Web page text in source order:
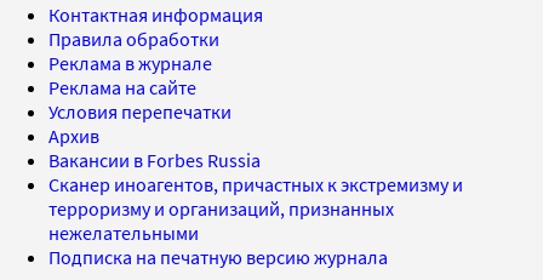
Контактная информация
Правила обработки
Реклама в журнале
Реклама на сайте
Условия перепечатки
Архив
Вакансии в Forbes Russia
Сканер иноагентов, причастных к экстремизму и
терроризму и организаций, признанных
нежелательными
Подписка на печатную версию журнала